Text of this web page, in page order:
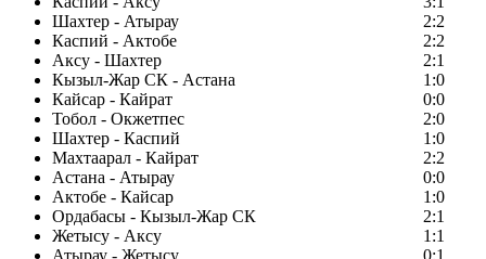
Шахтер - Атырау
2:2
Каспий - Актобе
2:2
Аксу - Шахтер
2:1
Кызыл-Жар СК - Астана
1:0
Кайсар - Кайрат
0:0
Тобол - Окжетпес
2:0
Шахтер - Каспий
1:0
Махтаарал - Кайрат
2:2
Астана - Атырау
0:0
Актобе - Кайсар
1:0
Ордабасы - Кызыл-Жар СК
2:1
Жетысу - Аксу
1:1